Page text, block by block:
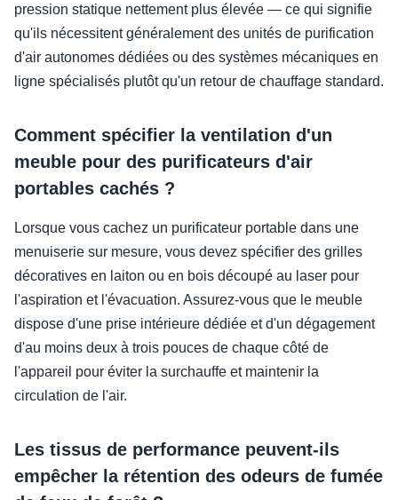
pression statique nettement plus élevée — ce qui signifie
qu'ils nécessitent généralement des unités de purification
d'air autonomes dédiées ou des systèmes mécaniques en
ligne spécialisés plutôt qu'un retour de chauffage standard.
Comment spécifier la ventilation d'un
meuble pour des purificateurs d'air
portables cachés ?
Lorsque vous cachez un purificateur portable dans une
menuiserie sur mesure, vous devez spécifier des grilles
décoratives en laiton ou en bois découpé au laser pour
l'aspiration et l'évacuation. Assurez-vous que le meuble
dispose d'une prise intérieure dédiée et d'un dégagement
d'au moins deux à trois pouces de chaque côté de
l'appareil pour éviter la surchauffe et maintenir la
circulation de l'air.
Les tissus de performance peuvent-ils
empêcher la rétention des odeurs de fumée